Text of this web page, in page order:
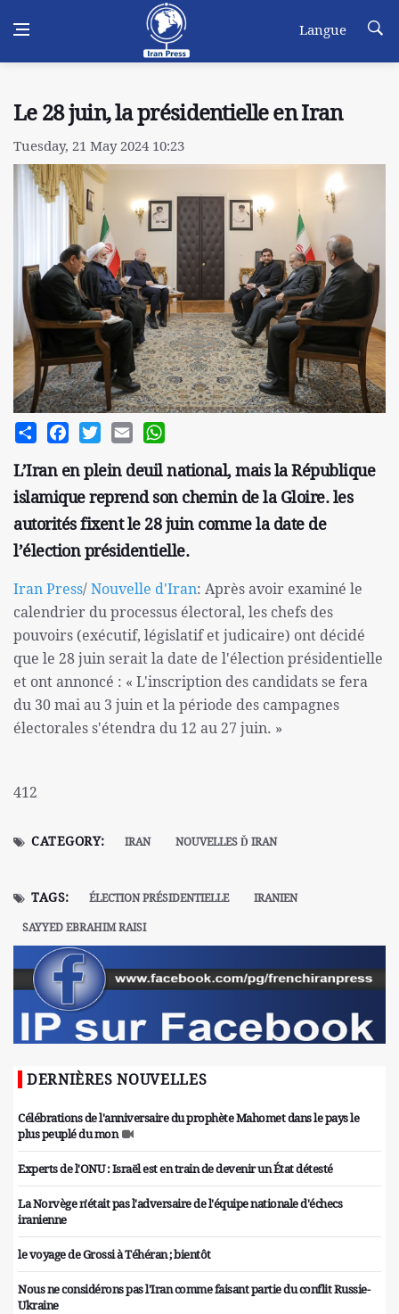
Langue
Le 28 juin, la présidentielle en Iran
Tuesday, 21 May 2024 10:23
Share FacebookTwitterEmail
L’Iran en plein deuil national, mais la République
islamique reprend son chemin de la Gloire. les
autorités fixent le 28 juin comme la date de
l’élection présidentielle.
Iran Press/Nouvelle d'Iran: Après avoir examiné le
calendrier du processus électoral, les chefs des
pouvoirs (exécutif, législatif et judicaire) ont décidé
que le 28 juin serait la date de l'élection présidentielle
et ont annoncé : « L'inscription des candidats se fera
du 30 mai au 3 juin et la période des campagnes
électorales s'étendra du 12 au 27 juin. »
412
CATEGORY: IRAN NOUVELLES Ď IRAN
TAGS: ÉLECTION PRÉSIDENTIELLE
IRANIEN
SAYYED EBRAHIM RAISI
DERNIÈRES NOUVELLES
Célébrations de l'anniversaire du prophète Mahomet dans le pays le
plus peuplé du mon
Experts de l'ONU : Israël est en train de devenir un État détesté
La Norvège n'était pas l'adversaire de l'équipe nationale d'échecs
iranienne
le voyage de Grossi à Téhéran ; bientôt
Nous ne considérons pas l'Iran comme faisant partie du conflit Russie-
Ukraine